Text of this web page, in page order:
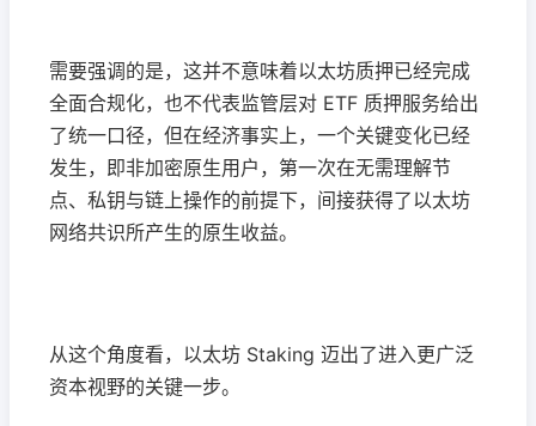
需要强调的是，这并不意味着以太坊质押已经完成
全面合规化，也不代表监管层对 ETF 质押服务给出
了统一口径，但在经济事实上，一个关键变化已经
发生，即非加密原生用户，第一次在无需理解节
点、私钥与链上操作的前提下，间接获得了以太坊
网络共识所产生的原生收益。
从这个角度看，以太坊 Staking 迈出了进入更广泛
资本视野的关键一步。